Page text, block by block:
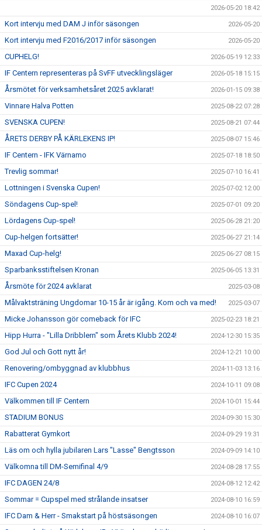
2026-05-20 18:42
Kort intervju med DAM J inför säsongen 2026-05-20
Kort intervju med F2016/2017 inför säsongen 2026-05-20
CUPHELG! 2026-05-19 12:33
IF Centern representeras på SvFF utvecklingsläger 2026-05-18 15:15
Årsmötet för verksamhetsåret 2025 avklarat! 2026-01-15 09:38
Vinnare Halva Potten 2025-08-22 07:28
SVENSKA CUPEN! 2025-08-21 07:44
ÅRETS DERBY PÅ KÄRLEKENS IP! 2025-08-07 15:46
IF Centern - IFK Värnamo 2025-07-18 18:50
Trevlig sommar! 2025-07-10 16:41
Lottningen i Svenska Cupen! 2025-07-02 12:00
Söndagens Cup-spel! 2025-07-01 09:20
Lördagens Cup-spel! 2025-06-28 21:20
Cup-helgen fortsätter! 2025-06-27 21:14
Maxad Cup-helg! 2025-06-27 08:15
Sparbanksstiftelsen Kronan 2025-06-05 13:31
Årsmöte för 2024 avklarat 2025-03-08
Målvaktsträning Ungdomar 10-15 år är igång. Kom och va med! 2025-03-07
Micke Johansson gör comeback för IFC 2025-02-23 18:21
Hipp Hurra - "Lilla Dribblern" som Årets Klubb 2024! 2024-12-30 15:35
God Jul och Gott nytt år! 2024-12-21 10:00
Renovering/ombyggnad av klubbhus 2024-11-03 13:16
IFC Cupen 2024 2024-10-11 09:08
Välkommen till IF Centern 2024-10-01 15:44
STADIUM BONUS 2024-09-30 15:30
Rabatterat Gymkort 2024-09-29 19:31
Läs om och hylla jubilaren Lars "Lasse" Bengtsson 2024-09-09 14:10
Välkomna till DM-Semifinal 4/9 2024-08-28 17:55
IFC DAGEN 24/8 2024-08-12 12:42
Sommar = Cupspel med strålande insatser 2024-08-10 16:59
IFC Dam & Herr - Smakstart på höstsäsongen 2024-08-10 16:07